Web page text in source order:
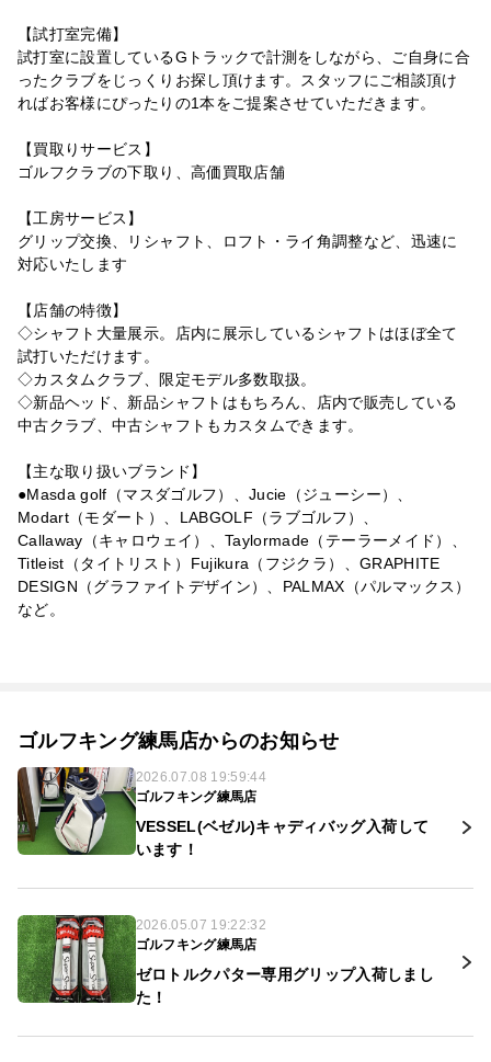
【試打室完備】
試打室に設置しているGトラックで計測をしながら、ご自身に合
ったクラブをじっくりお探し頂けます。スタッフにご相談頂け
ればお客様にぴったりの1本をご提案させていただきます。
【買取りサービス】
ゴルフクラブの下取り、高価買取店舗
【工房サービス】
グリップ交換、リシャフト、ロフト・ライ角調整など、迅速に
対応いたします
【店舗の特徴】
◇シャフト大量展示。店内に展示しているシャフトはほぼ全て
試打いただけます。
◇カスタムクラブ、限定モデル多数取扱。
◇新品ヘッド、新品シャフトはもちろん、店内で販売している
中古クラブ、中古シャフトもカスタムできます。
【主な取り扱いブランド】
●Masda golf（マスダゴルフ）、Jucie（ジューシー）、
Modart（モダート）、LABGOLF（ラブゴルフ）、
Callaway（キャロウェイ）、Taylormade（テーラーメイド）、
Titleist（タイトリスト）Fujikura（フジクラ）、GRAPHITE
DESIGN（グラファイトデザイン）、PALMAX（パルマックス）
など。
ゴルフキング練馬店からのお知らせ
2026.07.08 19:59:44
ゴルフキング練馬店
VESSEL(ベゼル)キャディバッグ入荷して
います！
2026.05.07 19:22:32
ゴルフキング練馬店
ゼロトルクパター専用グリップ入荷しまし
た！